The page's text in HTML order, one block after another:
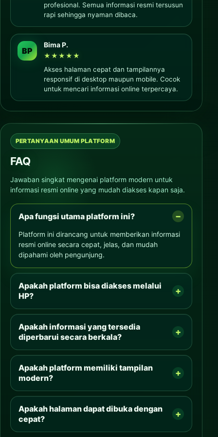
profesional. Semua informasi resmi tersusun
rapi sehingga nyaman dibaca.
BP
Bima P.
★★★★★
Akses halaman cepat dan tampilannya
responsif di desktop maupun mobile. Cocok
untuk mencari informasi online terpercaya.
PERTANYAAN UMUM PLATFORM
FAQ
Jawaban singkat mengenai platform modern untuk
informasi resmi online yang mudah diakses kapan saja.
Apa fungsi utama platform ini?
Platform ini dirancang untuk memberikan informasi
resmi online secara cepat, jelas, dan mudah
dipahami oleh pengunjung.
Apakah platform bisa diakses melalui
HP?
Apakah informasi yang tersedia
diperbarui secara berkala?
Apakah platform memiliki tampilan
modern?
Apakah halaman dapat dibuka dengan
cepat?